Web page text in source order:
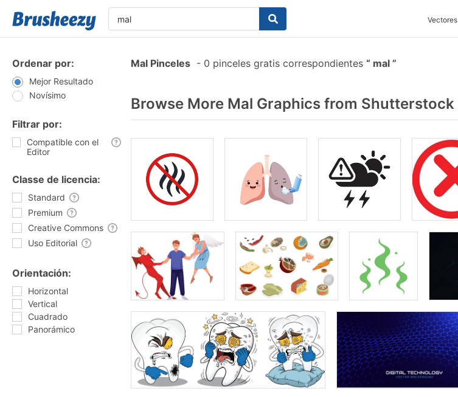
Vectores
Ordenar por:
Mejor Resultado
Novísimo
Filtrar por:
Compatible con el
Editor
Classe de licencia:
Standard
Premium
Creative Commons
Uso Editorial
Orientación:
Horizontal
Vertical
Cuadrado
Panorámico
Mal Pinceles - 0 pinceles gratis correspondientes mal
Browse More Mal Graphics from Shutterstock